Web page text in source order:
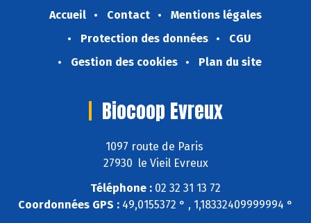
Accueil Contact
Mentions légales
Protection des données
CGU
Gestion des cookies
Plan du site
Biocoop Evreux
1097 route de Paris
27930 le Vieil Evreux
Téléphone : 02 32 31 13 72
Coordonnées GPS : 49,0155372 ° , 1,18332409999994 °